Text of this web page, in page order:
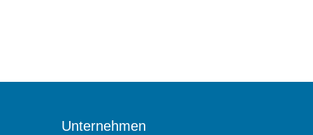
Unternehmen